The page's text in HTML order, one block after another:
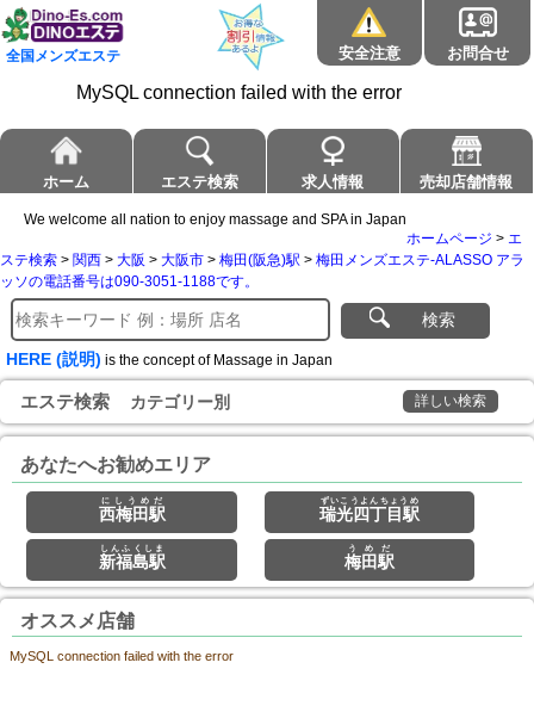
全国メンズエステ 安全注意 お問合せ
MySQL connection failed with the error
ホーム エステ検索 求人情報 売却店舗情報
We welcome all nation to enjoy massage and SPA in Japan
ホームページ > エ
ステ検索 > 関西 > 大阪 > 大阪市 > 梅田(阪急)駅 > 梅田メンズエステ-ALASSO アラ
ッソの電話番号は090-3051-1188です。
検索
HERE (説明) is the concept of Massage in Japan
エステ検索 カテゴリー別 詳しい検索
あなたへお勧めエリア
西梅田駅
にしうめだ
瑞光四丁目駅
ずいこうよんちょうめ
新福島駅
しんふくしま
梅田駅
うめだ
オススメ店舗
MySQL connection failed with the error